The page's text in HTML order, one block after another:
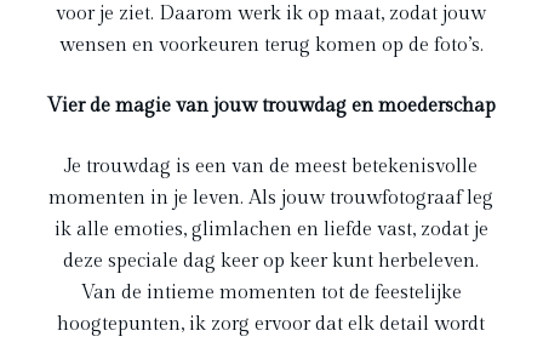
voor je ziet. Daarom werk ik op maat, zodat jouw
wensen en voorkeuren terug komen op de foto’s.
Vier de magie van jouw trouwdag en moederschap
Je trouwdag is een van de meest betekenisvolle
momenten in je leven. Als jouw trouwfotograaf leg
ik alle emoties, glimlachen en liefde vast, zodat je
deze speciale dag keer op keer kunt herbeleven.
Van de intieme momenten tot de feestelijke
hoogtepunten, ik zorg ervoor dat elk detail wordt